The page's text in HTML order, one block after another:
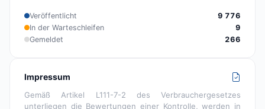
Veröffentlicht
9 776
In der Warteschleifen
9
Gemeldet
266
Impressum
Gemäß Artikel L111-7-2 des Verbrauchergesetzes
unterliegen die Bewertungen einer Kontrolle, werden in